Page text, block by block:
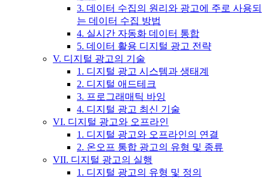
3. 데이터 수집의 원리와 광고에 주로 사용되
는 데이터 수집 방법
4. 실시간 자동화 데이터 통합
5. 데이터 활용 디지털 광고 전략
V. 디지털 광고의 기술
1. 디지털 광고 시스템과 생태계
2. 디지털 애드테크
3. 프로그래매틱 바잉
4. 디지털 광고 최신 기술
VI. 디지털 광고와 오프라인
1. 디지털 광고와 오프라인의 연결
2. 온오프 통합 광고의 유형 및 종류
VII. 디지털 광고의 실행
1. 디지털 광고의 유형 및 정의